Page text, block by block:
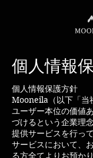
個人情報
個人情報保護方針
Mooneila（以下「当
ユーザー本位の価値
づけるという企業理
提供サービスを行っ
サービスにおいて、
る方全てよりお預か